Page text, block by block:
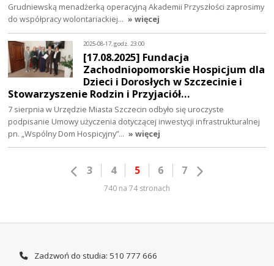
Grudniewską menadżerką operacyjną Akademii Przyszłości zaprosimy
do współpracy wolontariackiej… » więcej
2025-08-17, godz. 23:00
[17.08.2025] Fundacja
Zachodniopomorskie Hospicjum dla
Dzieci i Dorosłych w Szczecinie i
Stowarzyszenie Rodzin i Przyjaciół…
7 sierpnia w Urzędzie Miasta Szczecin odbyło się uroczyste
podpisanie Umowy użyczenia dotyczącej inwestycji infrastrukturalnej
pn. „Wspólny Dom Hospicyjny”… » więcej
3 4 5 6 7
740 na 74 stronach
Zadzwoń do studia: 510 777 666